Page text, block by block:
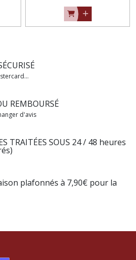
REMBOURSÉ
d'avis
TRAITÉES SOUS 24 / 48 heures
plafonnés à 7,90€ pour la